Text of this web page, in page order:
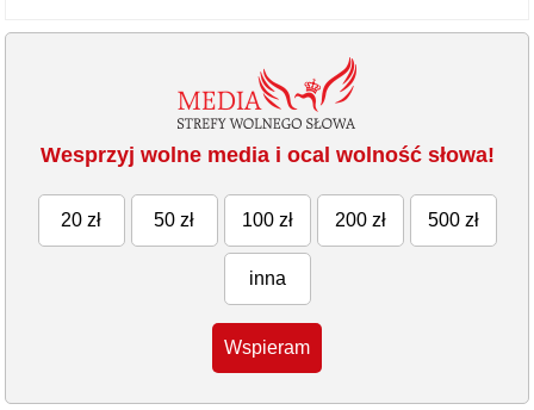
Wesprzyj wolne media i ocal wolność słowa!
20 zł 50 zł 100 zł 200 zł 500 zł
inna
Wspieram